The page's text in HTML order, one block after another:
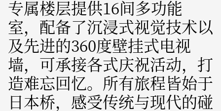
专属楼层提供16间多功能
室，配备了沉浸式视觉技术以
及先进的360度壁挂式电视
墙，可承接各式庆祝活动，打
造难忘回忆。所有旅程皆始于
日本桥，感受传统与现代的碰